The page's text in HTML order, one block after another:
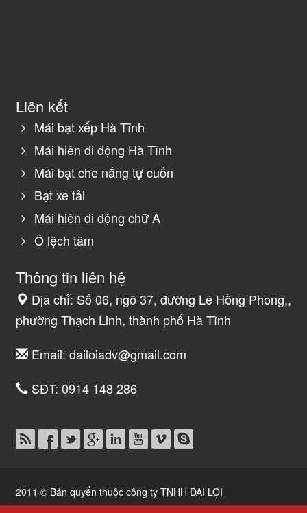
Liên kết
Mái bạt xếp Hà Tĩnh
Mái hiên di động Hà Tĩnh
Mái bạt che nắng tự cuốn
Bạt xe tải
Mái hiên di động chữ A
Ô lệch tâm
Thông tin liên hệ
Địa chỉ: Số 06, ngõ 37, đường Lê Hồng Phong,,
phường Thạch Linh, thành phố Hà Tĩnh
Email: dailoiadv@gmail.com
SĐT: 0914 148 286
2011 © Bản quyển thuộc công ty TNHH ĐẠI LỢI
Thiết kế website Hà Tĩnh